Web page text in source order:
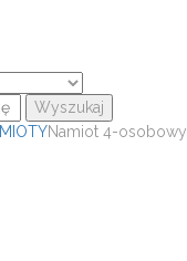
Wyszukaj
Namiot 4-